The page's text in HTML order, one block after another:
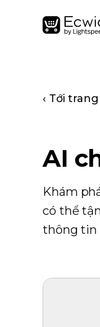
‹ Tới
AI
Khám
có thể
thông tin